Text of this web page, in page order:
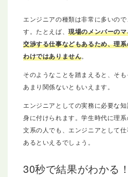
エンジニアの種類は非常に多いの
す。たとえば、現場のメンバーの
交渉する仕事などもあるため、理
わけではありません。
そのようなことを踏まえると、そ
あまり関係ないともいえます。
エンジニアとしての実務に必要な
身に付けられます。学生時代に理
文系の人でも、エンジニアとして
あるといえるでしょう。
30秒で結果がわかる